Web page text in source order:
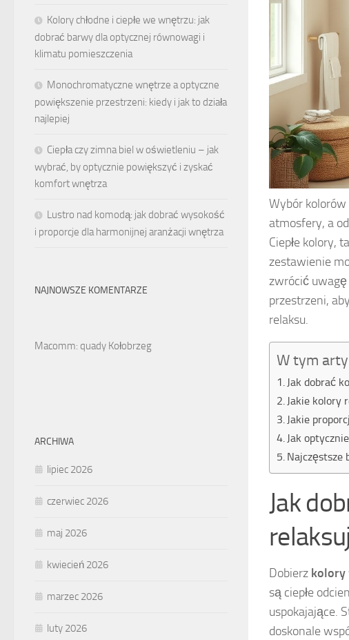
Wybór kolorów
atmosfery, a
Ciepłe kolory,
zestawienie
zwrócić
przestrzeni,
relaksu.
W tym
Jak dobrać
Jakie kolory
Jakie
Jak
Najczęstsze
Jak
Dobierz kolory
są ciepłe
uspokajające.
doskonale
Kolory chłodne i ciepłe we wnętrzu: jak
dobrać barwy dla optycznej równowagi i
klimatu pomieszczenia
Monochromatyczne wnętrze a optyczne
powiększenie przestrzeni: kiedy i jak to działa
najlepiej
Ciepła czy zimna biel w oświetleniu – jak
wybrać, by optycznie powiększyć i zyskać
komfort wnętrza
Lustro nad komodą: jak dobrać wysokość
i proporcje dla harmonijnej aranżacji wnętrza
NAJNOWSZE KOMENTARZE
Macomm: quady Kołobrzeg
ARCHIWA
lipiec 2026
czerwiec 2026
maj 2026
kwiecień 2026
marzec 2026
luty 2026